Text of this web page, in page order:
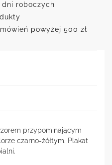
dni roboczych
powyżej 500 zł
przypominającym
czarno-żółtym. Plakat